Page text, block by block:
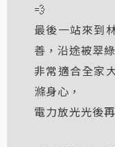
💨
最後一站來到
善，沿途被翠
非常適合全家
滌身心，
電力放光光後